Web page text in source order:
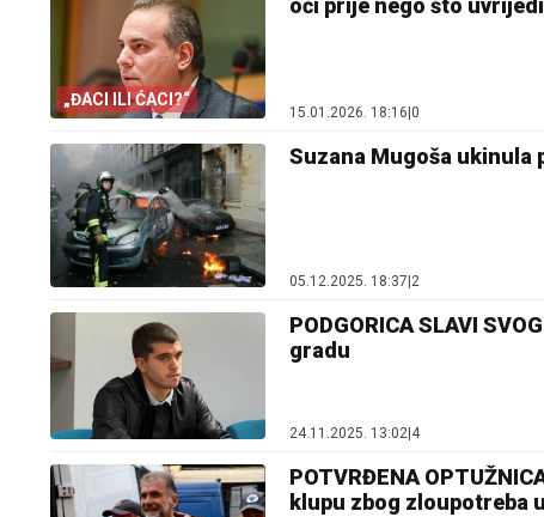
„ĐACI ILI ĆACI?“
oči prije nego što
15.01.2026. 18:16|0
Suzana Mugoša ukinula
05.12.2025. 18:37 2
PODGORICA SLAVI
gradu
24.11.2025. 13:02 4
POTVRĐENA
klupu zbog zloupotreba